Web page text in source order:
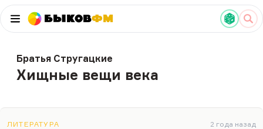
БыковФМ
Братья Стругацкие
Хищные вещи века
ЛИТЕРАТУРА 2 года назад